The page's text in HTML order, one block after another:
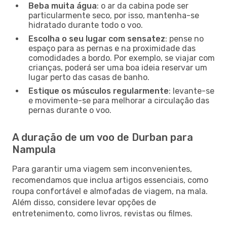
Beba muita água: o ar da cabina pode ser
particularmente seco, por isso, mantenha-se
hidratado durante todo o voo.
Escolha o seu lugar com sensatez: pense no
espaço para as pernas e na proximidade das
comodidades a bordo. Por exemplo, se viajar com
crianças, poderá ser uma boa ideia reservar um
lugar perto das casas de banho.
Estique os músculos regularmente: levante-se
e movimente-se para melhorar a circulação das
pernas durante o voo.
A duração de um voo de Durban para
Nampula
Para garantir uma viagem sem inconvenientes,
recomendamos que inclua artigos essenciais, como
roupa confortável e almofadas de viagem, na mala.
Além disso, considere levar opções de
entretenimento, como livros, revistas ou filmes.